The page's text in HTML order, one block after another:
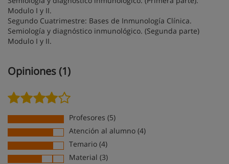
Modulo I y II.
Segundo Cuatrimestre: Bases de Inmunología Clínica.
Semiología y diagnóstico inmunológico. (Segunda parte)
Modulo I y II.
Opiniones (1)
Profesores (5)
Atención al alumno (4)
Temario (4)
Material (3)